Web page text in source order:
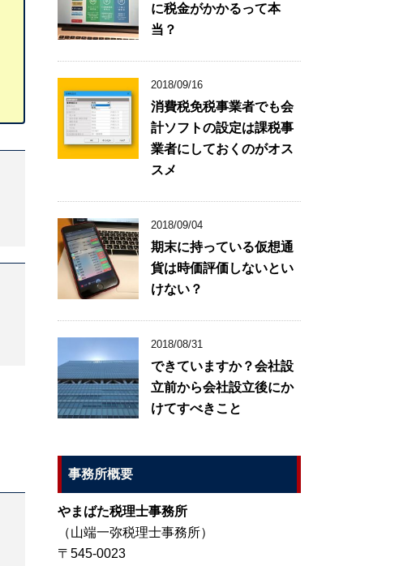
に税金がかかるって本
当？
2018/09/16
消費税免税事業者でも会
計ソフトの設定は課税事
業者にしておくのがオス
スメ
2018/09/04
期末に持っている仮想通
貨は時価評価しないとい
けない？
2018/08/31
できていますか？会社設
立前から会社設立後にか
けてすべきこと
事務所概要
やまばた税理士事務所
（山端一弥税理士事務所）
〒545-0023